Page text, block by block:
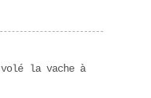
la vache à